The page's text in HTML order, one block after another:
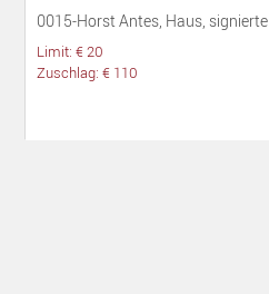
0015-Horst Antes, Haus,
Limit: € 20
Zuschlag: € 110